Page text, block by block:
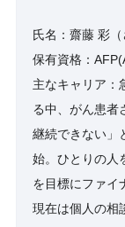
氏名：齋藤 彩（
保有資格：
主なキャリア：
る中、がん患者
継続できない」
始。ひとりの人
を目標にファイ
現在は個人の相